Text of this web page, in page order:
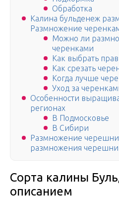
Обработка
Калина бульденеж
Размножение
Можно ли
черенками
Как выбрать
Как срезать
Когда лучше
Уход за
Особенности
регионах
В Подмосковье
В Сибири
Размножение
размножения
Сорта калины
описанием